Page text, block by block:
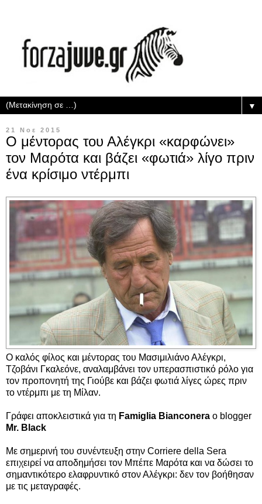
▼
21 Νοε 2015
Ο μέντορας του Αλέγκρι «καρφώνει»
τον Μαρότα και βάζει «φωτιά» λίγο πριν
ένα κρίσιμο ντέρμπι
Ο καλός φίλος και μέντορας του Μασιμιλιάνο Αλέγκρι,
Τζοβάνι Γκαλεόνε, αναλαμβάνει τον υπερασπιστικό ρόλο για
τον προπονητή της Γιούβε και βάζει φωτιά λίγες ώρες πριν
το ντέρμπι με τη Μίλαν.
Γράφει αποκλειστικά για τη Famiglia Bianconera ο blogger
Mr. Black
Με σημερινή του συνέντευξη στην Corriere della Sera
επιχειρεί να αποδημήσει τον Μπέπε Μαρότα και να δώσει το
σημαντικότερο ελαφρυντικό στον Αλέγκρι: δεν τον βοήθησαν
με τις μεταγραφές.